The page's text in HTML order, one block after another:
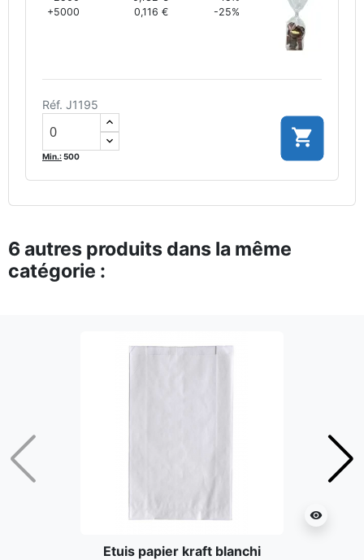
+5000
0,116 € -25%
Réf. J1195
Min.:500

6 autres produits dans la même
catégorie :
Précédent
visibility
Etuis papier kraft blanchi